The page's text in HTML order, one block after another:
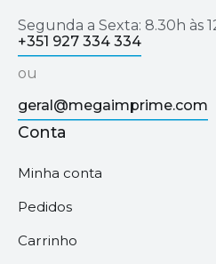
Segunda a Sexta: 8.30h às
+351 927 334 334
ou
geral@megaimprime.com
Conta
Minha conta
Pedidos
Carrinho